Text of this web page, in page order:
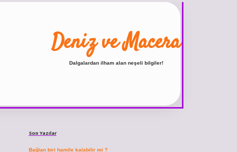
Deniz ve Macera
Dalgalardan ilham alan neşeli bilgiler!
Son Yazılar
Bağlan biri hamile kalabilir mi ?
ilbetvdcasino giriş sitesivdcasino güncel giriş